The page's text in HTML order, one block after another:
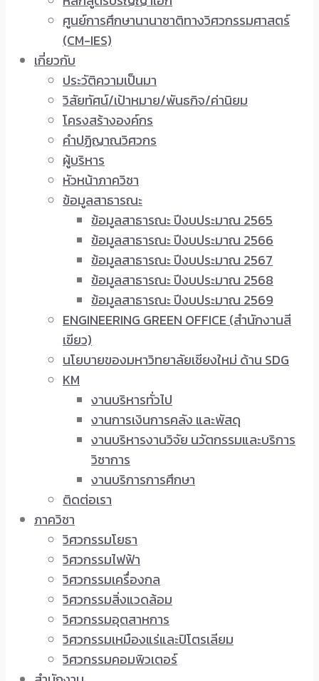
ศูนย์การศึกษานานาชาติทางวิศวกรรมศาสตร์
(CM-IES)
เกี่ยวกับ
ประวัติความเป็นมา
วิสัยทัศน์/เป้าหมาย/พันธกิจ/ค่านิยม
โครงสร้างองค์กร
คำปฏิญาณวิศวกร
ผู้บริหาร
หัวหน้าภาควิชา
ข้อมูลสาธารณะ
ข้อมูลสาธารณะ ปีงบประมาณ 2565
ข้อมูลสาธารณะ ปีงบประมาณ 2566
ข้อมูลสาธารณะ ปีงบประมาณ 2567
ข้อมูลสาธารณะ ปีงบประมาณ 2568
ข้อมูลสาธารณะ ปีงบประมาณ 2569
ENGINEERING GREEN OFFICE (สำนักงานสี
เขียว)
นโยบายของมหาวิทยาลัยเชียงใหม่ ด้าน SDG
KM
งานบริหารทั่วไป
งานการเงินการคลัง และพัสดุ
งานบริหารงานวิจัย นวัตกรรมและบริการ
วิชาการ
งานบริการการศึกษา
ติดต่อเรา
ภาควิชา
วิศวกรรมโยธา
วิศวกรรมไฟฟ้า
วิศวกรรมเครื่องกล
วิศวกรรมสิ่งแวดล้อม
วิศวกรรมอุตสาหการ
วิศวกรรมเหมืองแร่และปิโตรเลียม
วิศวกรรมคอมพิวเตอร์